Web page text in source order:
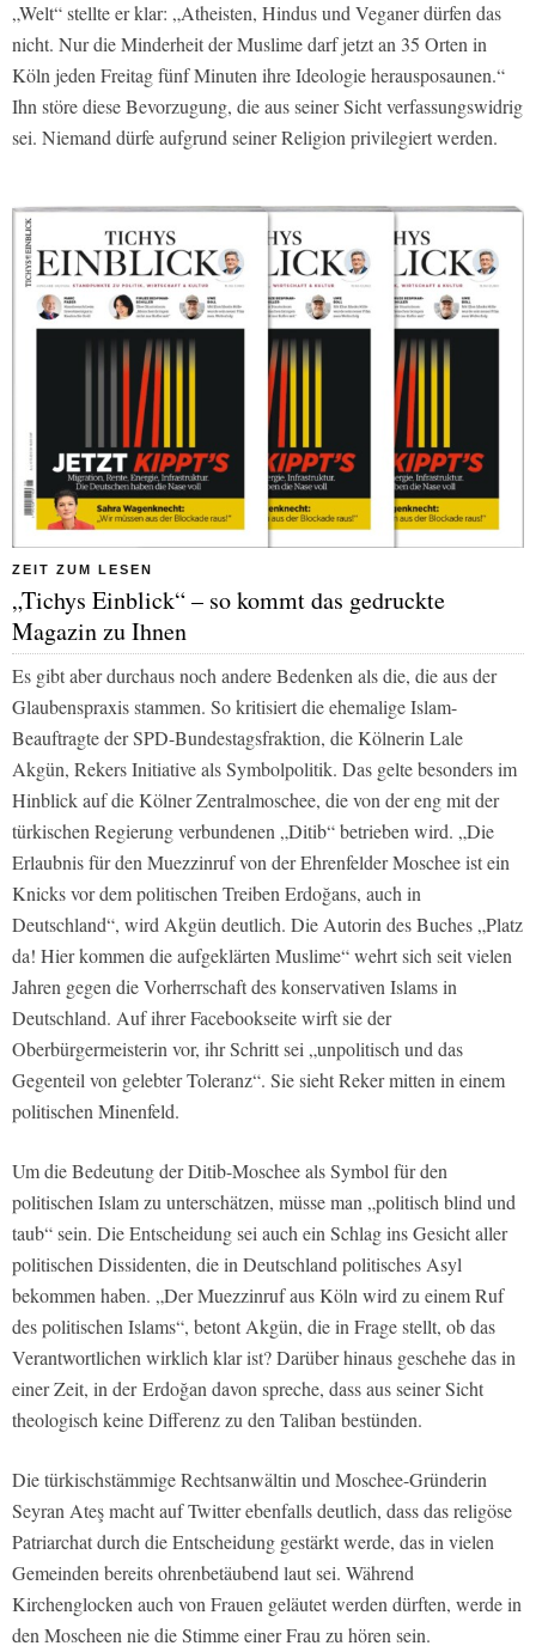
„Welt“ stellte er klar: „Atheisten, Hindus und Veganer dürfen das
nicht. Nur die Minderheit der Muslime darf jetzt an 35 Orten in
Köln jeden Freitag fünf Minuten ihre Ideologie herausposaunen.“
Ihn störe diese Bevorzugung, die aus seiner Sicht verfassungswidrig
sei. Niemand dürfe aufgrund seiner Religion privilegiert werden.
ZEIT ZUM LESEN
„Tichys Einblick“ – so kommt das gedruckte
Magazin zu Ihnen
Es gibt aber durchaus noch andere Bedenken als die, die aus der
Glaubenspraxis stammen. So kritisiert die ehemalige Islam-
Beauftragte der SPD-Bundestagsfraktion, die Kölnerin Lale
Akgün, Rekers Initiative als Symbolpolitik. Das gelte besonders im
Hinblick auf die Kölner Zentralmoschee, die von der eng mit der
türkischen Regierung verbundenen „Ditib“ betrieben wird. „Die
Erlaubnis für den Muezzinruf von der Ehrenfelder Moschee ist ein
Knicks vor dem politischen Treiben Erdoğans, auch in
Deutschland“, wird Akgün deutlich. Die Autorin des Buches „Platz
da! Hier kommen die aufgeklärten Muslime“ wehrt sich seit vielen
Jahren gegen die Vorherrschaft des konservativen Islams in
Deutschland. Auf ihrer Facebookseite wirft sie der
Oberbürgermeisterin vor, ihr Schritt sei „unpolitisch und das
Gegenteil von gelebter Toleranz“. Sie sieht Reker mitten in einem
politischen Minenfeld.
Um die Bedeutung der Ditib-Moschee als Symbol für den
politischen Islam zu unterschätzen, müsse man „politisch blind und
taub“ sein. Die Entscheidung sei auch ein Schlag ins Gesicht aller
politischen Dissidenten, die in Deutschland politisches Asyl
bekommen haben. „Der Muezzinruf aus Köln wird zu einem Ruf
des politischen Islams“, betont Akgün, die in Frage stellt, ob das
Verantwortlichen wirklich klar ist? Darüber hinaus geschehe das in
einer Zeit, in der Erdoğan davon spreche, dass aus seiner Sicht
theologisch keine Differenz zu den Taliban bestünden.
Die türkischstämmige Rechtsanwältin und Moschee-Gründerin
Seyran Ateş macht auf Twitter ebenfalls deutlich, dass das religöse
Patriarchat durch die Entscheidung gestärkt werde, das in vielen
Gemeinden bereits ohrenbetäubend laut sei. Während
Kirchenglocken auch von Frauen geläutet werden dürften, werde in
den Moscheen nie die Stimme einer Frau zu hören sein.